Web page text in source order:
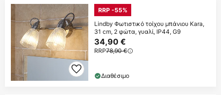
RRP -55%
Lindby Φωτιστικό τοίχου μπάνιου Kara,
31 cm, 2 φώτα, γυαλί, IP44, G9
34,90 €
RRP78,90 €
Διαθέσιμο